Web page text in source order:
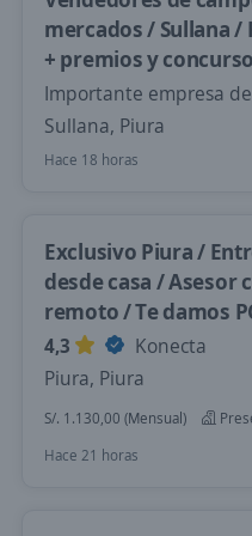
mercados / Sullana /
+ premios y
Importante empresa
Sullana, Piura
Hace 18 horas
Exclusivo Piura /
desde casa / Asesor
remoto / Te damos
4,3
Konecta
Piura, Piura
S/. 1.130,00 (Mensual)
Hace 21 horas